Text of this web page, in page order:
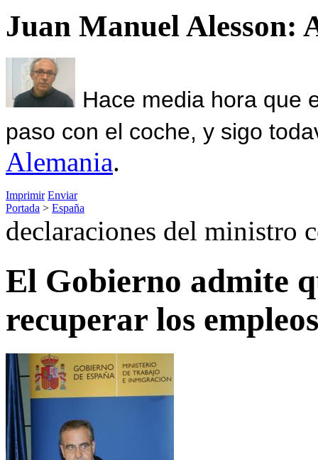
Juan Manuel Alesson:
Hace media hora que
paso con el coche, y sigo
Alemania.
Imprimir Enviar
Portada > España
declaraciones del ministro
El Gobierno admite
recuperar los